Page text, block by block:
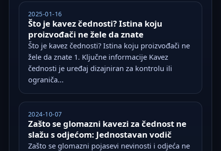
2025-01-16
Što je kavez čednosti? Istina koju
proizvođači ne žele da znate
Što je kavez čednosti? Istina koju proizvođači ne
žele da znate 1. Ključne informacije Kavez
čednosti je uređaj dizajniran za kontrolu ili
ograniča...
2024-10-07
Zašto se glomazni kavezi za čednost ne
slažu s odjećom: Jednostavan vodič
Zašto se glomazni pojasevi nevinosti i odjeća ne